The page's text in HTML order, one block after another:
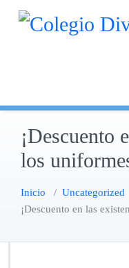
Saltar
¡Descuento
los
Inicio / Uncategorized
¡Descuento en las